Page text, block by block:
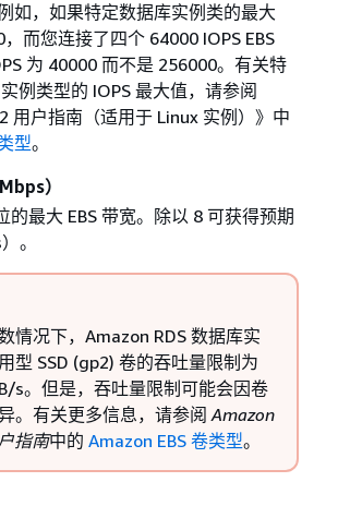
如，如果特定数据库实例类的最大
而您连接了四个 64000 IOPS EBS
为 40000 而不是 256000。有关特
例类型的 IOPS 最大值，请参阅
用户指南（适用于 Linux 实例）》 中
型。
）
的最大 EBS 带宽。除以 8 可获得预期
。
情况下，Amazon RDS 数据库实
型 SSD (gp2) 卷的吞吐量限制为
s。但是，吞吐量限制可能会因卷
。有关更多信息，请参阅Amazon
指南中的 Amazon EBS 卷类型。